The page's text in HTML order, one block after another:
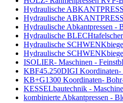
Hydraulische
Hydraulische
Hydraulische Abkantpressen -
Hydraulische
Hydraulische
Hydraulische
ISOLIER- Maschinen -
KBF45.250DIGI Koordinaten-
KB+G1300 Koordinaten-
KESSELbautechnik -
kombinierte Abkantpressen -